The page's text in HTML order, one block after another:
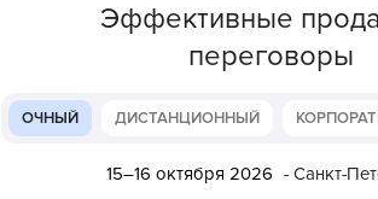
Эффективные
переговоры
ОЧНЫЙ ДИСТАНЦИОННЫЙ
15–16 октября 2026 - Санкт-